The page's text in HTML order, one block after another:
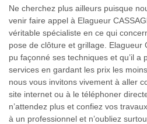
Ne cherchez plus ailleurs puisque
venir faire appel à Elagueur
véritable spécialiste en ce qui
pose de clôture et grillage. Elagueur
pu façonné ses techniques et qu’il a
services en gardant les prix les
nous vous invitons vivement à aller
site internet ou à le téléphoner
n’attendez plus et confiez vos
à un professionnel et n’oubliez